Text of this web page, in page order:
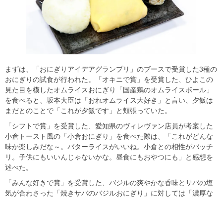
まずは、「おにぎりアイデアグランプリ」のブースで受賞した3種の
おにぎりの試食が行われた。「オキニで賞」を受賞した、ひよこの
見た目を模したオムライスおにぎり「国産鶏のオムライスボール」
を食べると、坂本大臣は「おれオムライス大好き」と言い、夕飯は
まだとのことで「これが夕飯です」と頬張っていた。
「シフトで賞」を受賞した、愛知県のヴィレヴァン店員が考案した
小倉トースト風の「小倉おにぎり」を食べた際は、「これがどんな
味か楽しみだな～。バターライスがいいね。小倉との相性がバッチ
リ。子供にもいいんじゃないかな。昼食にもおやつにも」と感想を
述べた。
「みんな好きで賞」を受賞した、バジルの爽やかな香味とサバの塩
気が合わさった「焼きサバのバジルおにぎり」に対しては「濃厚な